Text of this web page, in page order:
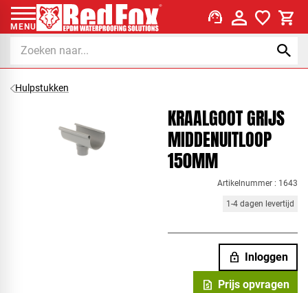
MENU support_agent
Hulpstukken
KRAALGOOT GRIJS
MIDDENUITLOOP
150MM
Artikelnummer : 1643
1-4 dagen levertijd
lock Inloggen
request_quote Prijs opvragen